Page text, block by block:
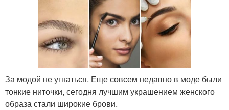
За модой не угнаться. Еще совсем недавно в моде были
тонкие ниточки, сегодня лучшим украшением женского
образа стали широкие брови.